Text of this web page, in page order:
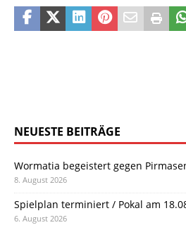
NEUESTE BEITRÄGE
Wormatia begeistert gegen
8. August 2026
Spielplan terminiert / Pokal am
6. August 2026